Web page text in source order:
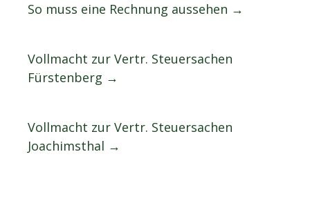
So muss eine Rechnung aussehen →
Vollmacht zur Vertr. Steuersachen
Fürstenberg →
Vollmacht zur Vertr. Steuersachen
Joachimsthal →